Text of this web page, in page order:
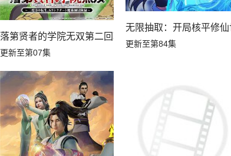
落第贤者的学院无双第二回转生，S等级作弊魔术师冒险
更新至第07集
无限抽取：开局核平修仙
更新至第84集